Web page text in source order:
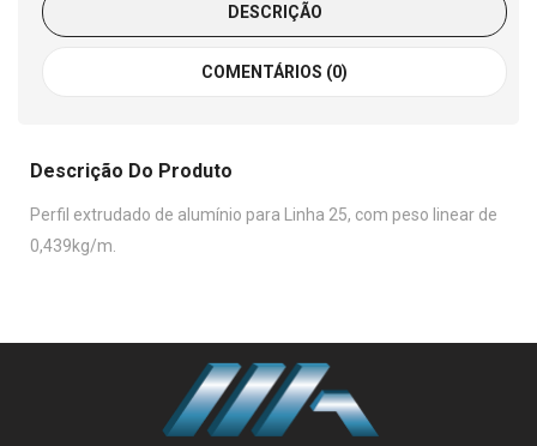
DESCRIÇÃO
COMENTÁRIOS (0)
Descrição Do Produto
Perfil extrudado de alumínio para Linha 25, com peso linear de
0,439kg/m.